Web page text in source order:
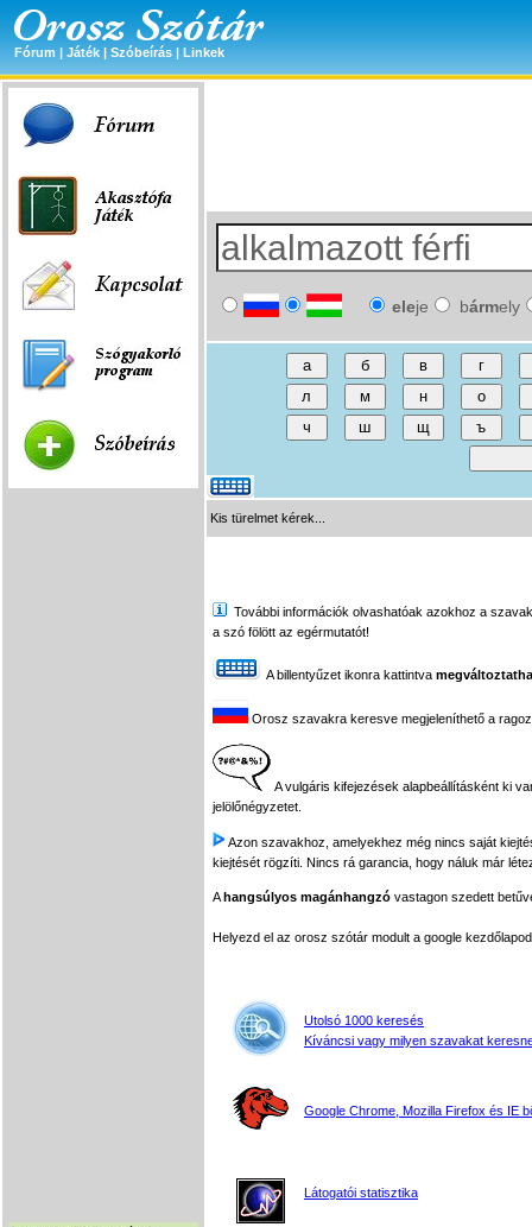
Fórum | Játék | Szóbeírás | Linkek
eleje bármely
Kis türelmet kérek...
További információk olvashatóak azokhoz a
a szó fölött az egérmutatót!
A billentyűzet ikonra kattintva
Orosz szavakra keresve megjeleníthető a
A vulgáris kifejezések alapbeállításként ki
jelölőnégyzetet.
Azon szavakhoz, amelyekhez még nincs saját
kiejtését rögzíti. Nincs rá garancia, hogy náluk már
Ahangsúlyos magánhangzó vastagon szedett
Helyezd el az orosz szótár modult a google
Utolsó 1000 keresés
Kíváncsi vagy milyen szavakat
Google Chrome, Mozilla Firefox és IE
Látogatói statisztika